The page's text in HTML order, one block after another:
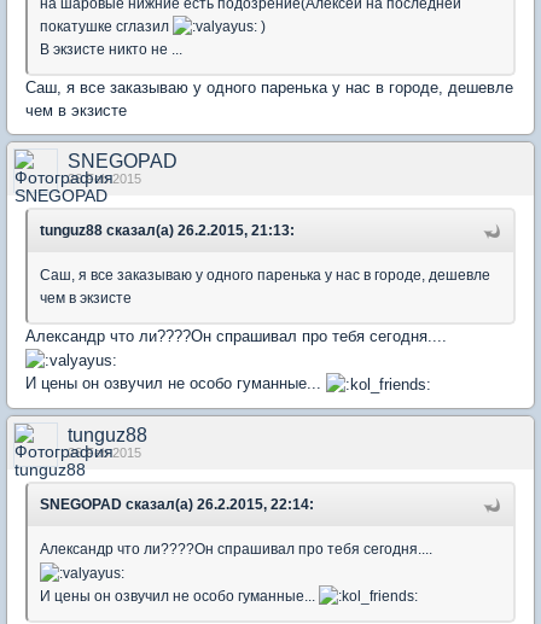
на шаровые нижние есть подозрение(Алексей на последней
покатушке сглазил
)
В экзисте никто не ...
Саш, я все заказываю у одного паренька у нас в городе, дешевле
чем в экзисте
SNEGOPAD
26 Feb 2015
tunguz88 сказал(а) 26.2.2015, 21:13:
Саш, я все заказываю у одного паренька у нас в городе, дешевле
чем в экзисте
Александр что ли????Он спрашивал про тебя сегодня....
И цены он озвучил не особо гуманные...
tunguz88
26 Feb 2015
SNEGOPAD сказал(а) 26.2.2015, 22:14:
Александр что ли????Он спрашивал про тебя сегодня....
И цены он озвучил не особо гуманные...